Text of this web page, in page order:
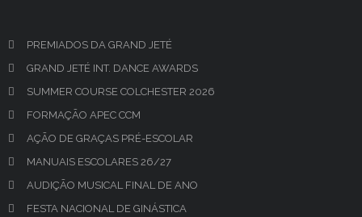
PREMIADOS DA GRAND JETÉ
GRAND JETÉ INT. DANCE AWARDS
SUMMER COURSE COLCHESTER 2026
FORMAÇÃO APEC CCM
AÇÃO DE GRAÇAS PRÉ-ESCOLAR
MANUAIS ESCOLARES 26/27
AUDIÇÃO MUSICAL FINAL DE ANO
FESTA NACIONAL DE GINÁSTICA